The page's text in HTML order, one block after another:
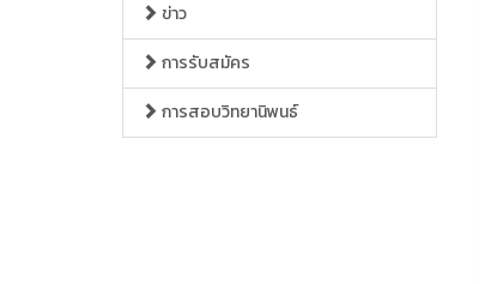
ข่าว
การรับสมัคร
การสอบวิทยานิพนธ์